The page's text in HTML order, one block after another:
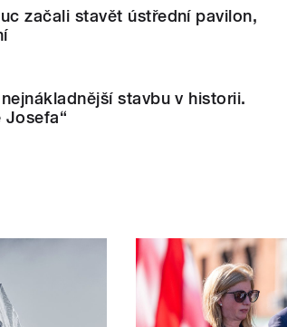
začali stavět ústřední pavilon,
stavbu v historii.
Josefa“